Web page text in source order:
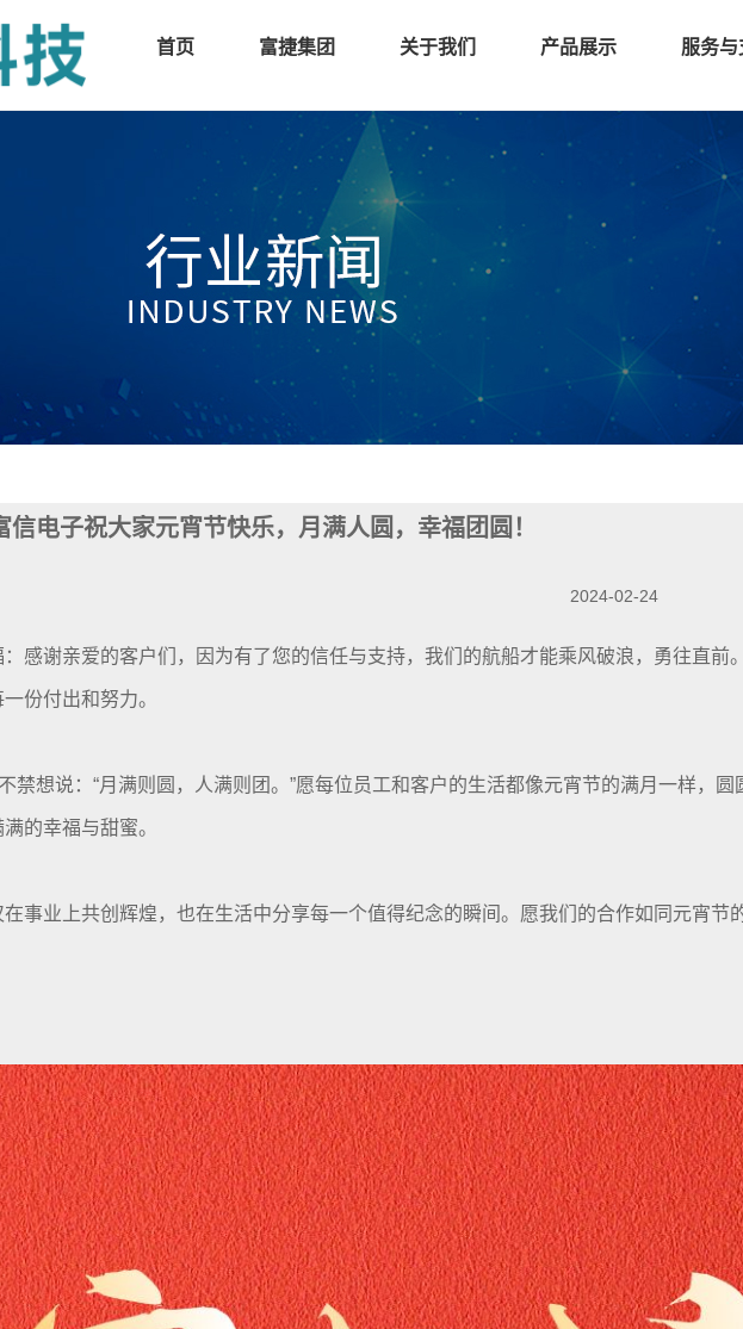
首页 富捷集团 关于我们 产品展示 服务与
信电子祝大家元宵节快乐，月满人圆，幸福团圆！
2024-02-24
感谢亲爱的客户们，因为有了您的信任与支持，我们的航船才能乘风破浪，勇往直前
份付出和努力。
禁想说：“月满则圆，人满则团。”愿每位员工和客户的生活都像元宵节的满月一样，圆
的幸福与甜蜜。
事业上共创辉煌，也在生活中分享每一个值得纪念的瞬间。愿我们的合作如同元宵节